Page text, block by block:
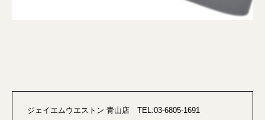
ジェイエムウエストン 青山店 TEL:03-6805-1691